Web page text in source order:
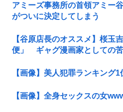
アミーズ事務所の首領アミー
がついに決定してしまう
【谷原店長のオススメ】桜玉
便」 ギャグ漫画家としての
【画像】美人犯罪ランキング
【画像】全身セックスの女